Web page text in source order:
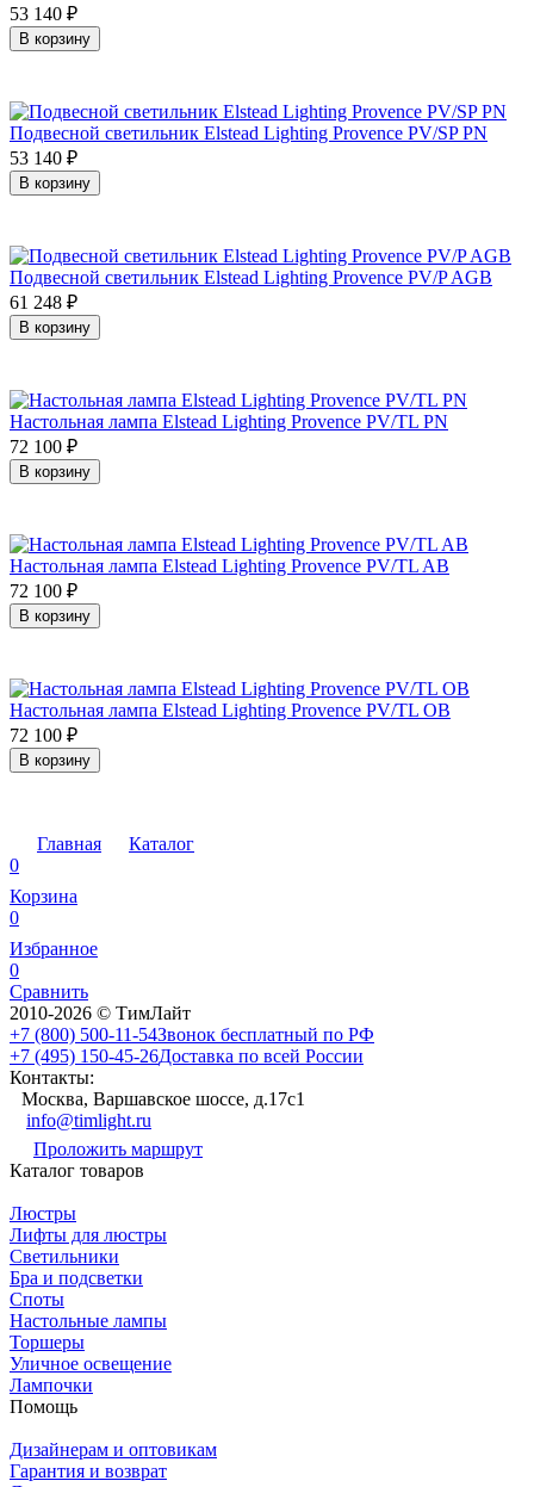
53 140 ₽
В корзину
Подвесной светильник Elstead Lighting Provence PV/SP PN
53 140 ₽
В корзину
Подвесной светильник Elstead Lighting Provence PV/P AGB
61 248 ₽
В корзину
Настольная лампа Elstead Lighting Provence PV/TL PN
72 100 ₽
В корзину
Настольная лампа Elstead Lighting Provence PV/TL AB
72 100 ₽
В корзину
Настольная лампа Elstead Lighting Provence PV/TL OB
72 100 ₽
В корзину
Главная
Каталог
0
Корзина
0
Избранное
0
Сравнить
2010-2026 © ТимЛайт
+7 (800) 500-11-54Звонок бесплатный по РФ
+7 (495) 150-45-26Доставка по всей России
Контакты:
Москва, Варшавское шоссе, д.17c1
info@timlight.ru
Проложить маршрут
Каталог товаров
Люстры
Лифты для люстры
Светильники
Бра и подсветки
Споты
Настольные лампы
Торшеры
Уличное освещение
Лампочки
Помощь
Дизайнерам и оптовикам
Гарантия и возврат